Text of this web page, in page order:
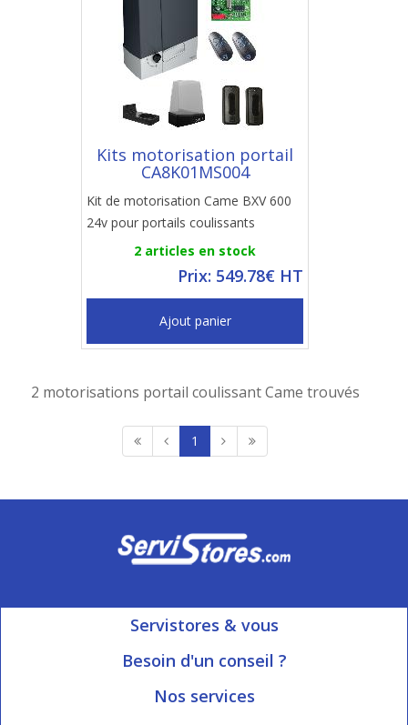
Kits motorisation portail
CA8K01MS004
Kit de motorisation Came BXV 600
24v pour portails coulissants
2 articles en stock
Prix: 549.78€ HT
Ajout panier
2 motorisations portail coulissant Came trouvés
1
Servistores & vous
Mon compte
Besoin d'un conseil ?
Ouvert du Lundi au Vendredi
Nos services